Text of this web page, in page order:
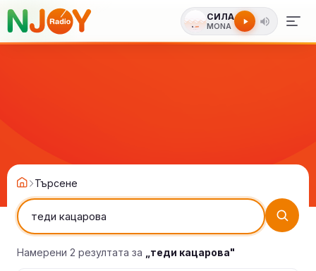
СИЛА
MONA
Търсене
Намерени 2 резултата за „теди кацарова"